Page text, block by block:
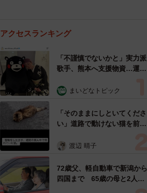
アクセスランキング
「不謹慎でないかと」実力派
歌手、熊本へ支援物資…運搬
めらい 「痛いほど伝わる」
まいどなトピック
「そのままにしといてくださ
い」道路で動けない猫を前に
ようとした4日間 「命の重
表の訴え
渡辺 晴子
72歳父、軽自動車で新潟から
四国まで 65歳の母と2人で